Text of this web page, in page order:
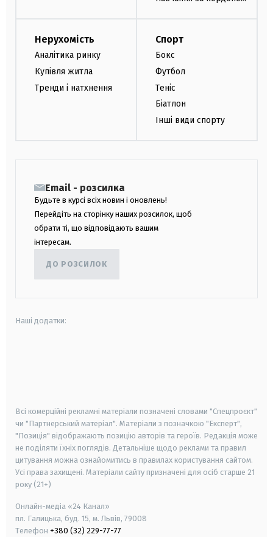
Нерухомість
Аналітика ринку
Купівля житла
Тренди і натхнення
Спорт
Бокс
Футбол
Теніс
Біатлон
Інші види спорту
Email - розсилка
Будьте в курсі всіх новин і оновлень!
Перейдіть на сторінку наших розсилок, щоб
обрати ті, що відповідають вашим
інтересам.
ДО РОЗСИЛОК
Наші додатки:
Всі комерційні рекламні матеріали позначені словами "Спецпроєкт"
чи "Партнерський матеріал". Матеріали з позначкою "Експерт",
"Позиція" відображають позицію авторів та героїв. Редакція може
не поділяти їхніх поглядів. Детальніше щодо реклами та правил
цитування можна ознайомитись в правилах користування сайтом.
Усі права захищені. Матеріали сайту призначені для осіб старше 21
року (21+)
Онлайн-медіа «24 Канал»
пл. Галицька, буд. 15, м. Львів, 79008
Телефон +380 (32) 229-77-77